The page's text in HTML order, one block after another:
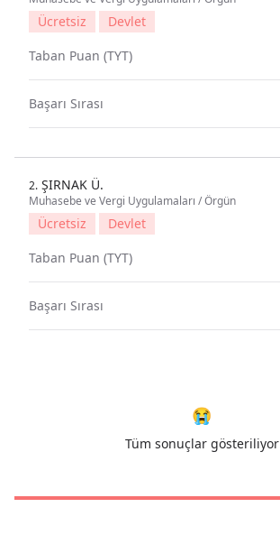
Ücretsiz
Devlet
Taban Puan (TYT)
Başarı Sırası
2. ŞIRNAK Ü.
Muhasebe ve Vergi Uygulamaları / Örgün
Ücretsiz
Devlet
Taban Puan (TYT)
Başarı Sırası
😭
Tüm sonuçlar gösteriliyor